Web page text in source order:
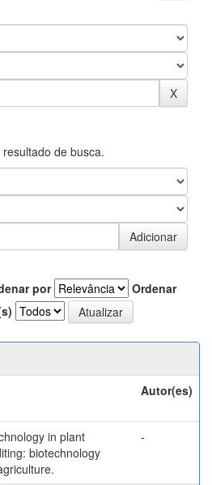
de busca.
por
Ordenar
Autor(es)
in plant
biotechnology
-